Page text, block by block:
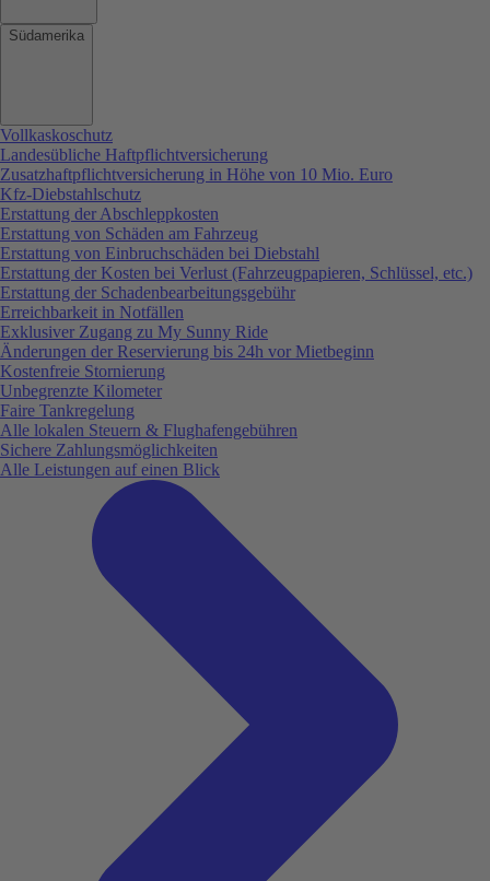
Südamerika
Vollkaskoschutz
Landesübliche Haftpflichtversicherung
Zusatzhaftpflichtversicherung in Höhe von 10 Mio. Euro
Kfz-Diebstahlschutz
Erstattung der Abschleppkosten
Erstattung von Schäden am Fahrzeug
Erstattung von Einbruchschäden bei Diebstahl
Erstattung der Kosten bei Verlust (Fahrzeugpapieren, Schlüssel, etc.)
Erstattung der Schadenbearbeitungsgebühr
Erreichbarkeit in Notfällen
Exklusiver Zugang zu My Sunny Ride
Änderungen der Reservierung bis 24h vor Mietbeginn
Kostenfreie Stornierung
Unbegrenzte Kilometer
Faire Tankregelung
Alle lokalen Steuern & Flughafengebühren
Sichere Zahlungsmöglichkeiten
Alle Leistungen auf einen Blick